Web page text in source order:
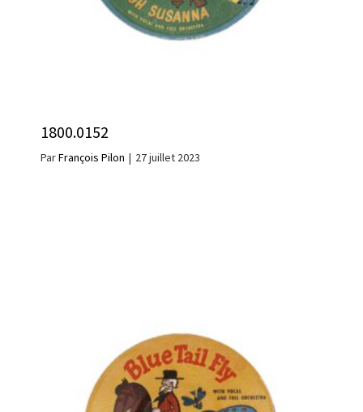
1800.0152
ParFrançois Pilon | 27 juillet 2023